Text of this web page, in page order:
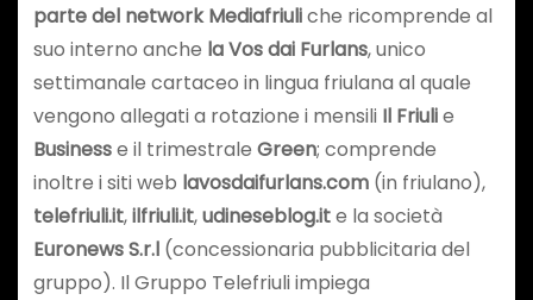
parte del network Mediafriuliche ricomprende al
suo interno anche la Vos dai Furlans, unico
settimanale cartaceo in lingua friulana al quale
vengono allegati a rotazione i mensili Il Friulie
Businesse il trimestrale Green; comprende
inoltre i siti web lavosdaifurlans.com(in friulano),
telefriuli.it,ilfriuli.it,udineseblog.ite la società
Euronews S.r.l(concessionaria pubblicitaria del
gruppo). Il Gruppo Telefriuli impiega